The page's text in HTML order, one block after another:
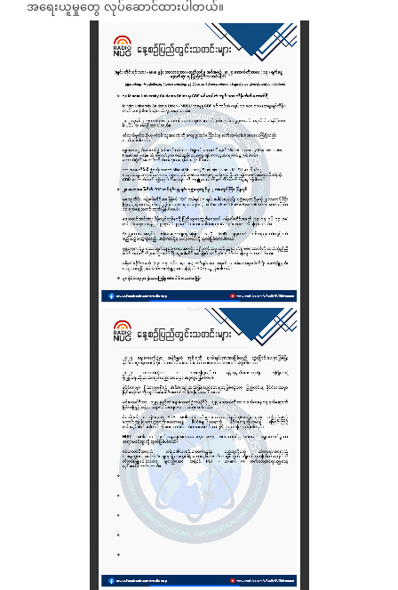
အရေးယူမှုတွေလုပ်ဆောင်ထားပါတယ်။